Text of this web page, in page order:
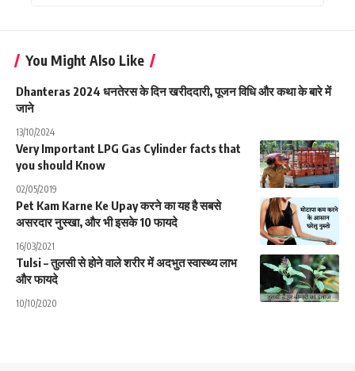
You Might Also Like
Dhanteras 2024 धनतेरस के दिन खरीददारी, पूजन विधि और कथा के बारे में
जाने
13/10/2024
Very Important LPG Gas Cylinder facts that
you should Know
02/05/2019
Pet Kam Karne Ke Upay करने का यह है सबसे
असरदार नुस्खा, और भी इसके 10 फायदे
16/03/2021
Tulsi – तुलसी से होने वाले शरीर में अदभुत स्वास्थ्य लाभ
और फायदे
10/10/2020